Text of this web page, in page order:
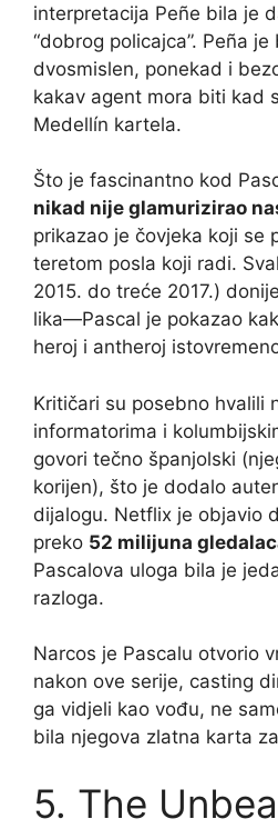
interpretacija Peñe bila je
“dobrog policajca”. Peña
dvosmislen, ponekad i
kakav agent mora biti kad
Medellín kartela.
Što je fascinantno kod
nikad nije glamurizirao
prikazao je čovjeka koji se
teretom posla koji radi.
2015. do treće 2017.)
lika—Pascal je pokazao
heroj i antheroj
Kritičari su posebno hvalili
informatorima i
govori tečno španjolski
korijen), što je dodalo
dijalogu. Netflix je objavio
preko 52 milijuna
Pascalova uloga bila je
razloga.
Narcos je Pascalu otvorio
nakon ove serije, casting
ga vidjeli kao vođu, ne
bila njegova zlatna karta
5. The